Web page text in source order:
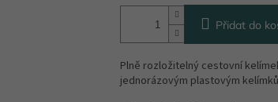
Přidat do
Plně rozložitelný cestovní
jednorázovým plastovým